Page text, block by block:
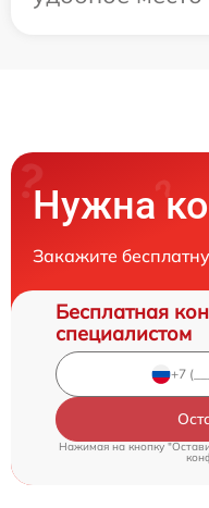
Нужна
Закажите
Бесплатная
специалистом
Нажимая на кнопку